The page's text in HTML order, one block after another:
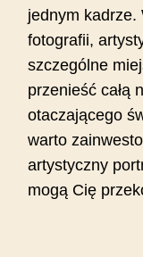
jednym kadrze.
fotografii,
szczególne
przenieść całą
otaczającego
warto
artystyczny
mogą Cię